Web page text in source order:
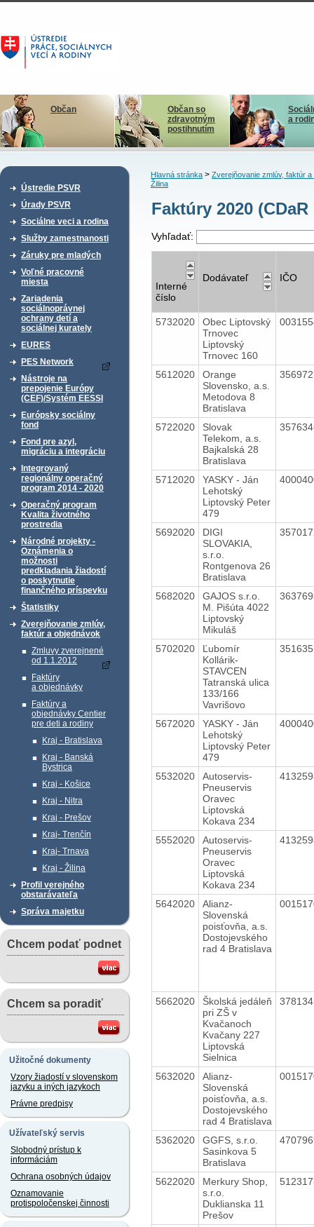
Občan
Občan so
zdravotným
postihnutím
a
Ústredie PSVR
Úrady PSVR
Sociálne veci a rodina
Služby zamestnanosti
Záruky pre mladých
Voľné pracovné
miesta
Zariadenia
sociálnoprávnej
ochrany detí a
sociálnej kurately
EURES
PES Network
Nástroje na
prepojenie Európy
(CEF)/Systém EESSI
Európsky sociálny
fond
Fond pre azyl,
migráciu a integráciu
Integrovaný
regionálny operačný
program 2014 - 2020
Operačný program
Kvalita životného
prostredia
Národné projekty -
Oznámenia o
možnosti
predkladania žiadostí
o poskytnutie
finančného príspevku
Štatistiky
Zverejňovanie zmlúv,
faktúr a objednávok
Zmluvy zverejnené
od 1.1.2012
Faktúry
a objednávky
Faktúry a
objednávky Centier
pre deti a rodiny
Kraj - Bratislava
Kraj - Banská
Bystrica
Kraj - Košice
Kraj - Nitra
Kraj - Prešov
Kraj- Trenčín
Kraj- Trnava
Kraj - Žilina
Profil verejného
obstarávateľa
Správa majetku
Chcem podať podnet
Chcem sa poradiť
Užitočné dokumenty
Vzory žiadostí v slovenskom
jazyku a iných jazykoch
Právne predpisy
Užívateľský servis
Slobodný prístup k
informáciám
Ochrana osobných údajov
Oznamovanie
protispoločenskej činnosti
Hlavná stránka> Zverejňovanie zmlúv, faktúr a
Žilina
Faktúry 2020
Vyhľadať:
Interné
číslo
Dodávateľ IČO
5732020
Obec Liptovský
Trnovec
Liptovský
Trnovec 160
5612020
Orange
Slovensko, a.s.
Metodova 8
Bratislava
5722020
Slovak
Telekom, a.s.
Bajkalská 28
Bratislava
5712020
YASKY - Ján
Lehotský
Liptovský Peter
479
5692020
DIGI
SLOVAKIA,
s.r.o.
Rontgenova 26
Bratislava
5682020
GAJOS s.r.o.
M. Pišúta 4022
Liptovský
Mikuláš
5702020
Ľubomír
Kollárik-
STAVCEN
Tatranská ulica
133/166
Vavrišovo
5672020
YASKY - Ján
Lehotský
Liptovský Peter
479
5532020
Autoservis-
Pneuservis
Oravec
Liptovská
Kokava 234
5552020
Autoservis-
Pneuservis
Oravec
Liptovská
Kokava 234
5642020
Alianz-
Slovenská
poisťovňa, a.s.
Dostojevského
rad 4 Bratislava
5662020
Školská jedáleň
pri ZŠ v
Kvačanoch
Kvačany 227
Liptovská
Sielnica
5632020
Alianz-
Slovenská
poisťovňa, a.s.
Dostojevského
rad 4 Bratislava
5362020
GGFS, s.r.o.
Sasinkova 5
Bratislava
5622020
Merkury Shop,
s.r.o.
Duklianska 11
Prešov